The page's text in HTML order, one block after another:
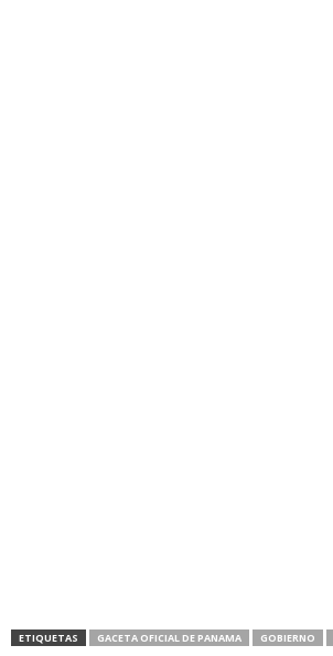
ETIQUETAS GACETA OFICIAL DE PANAMA GOBIERNO